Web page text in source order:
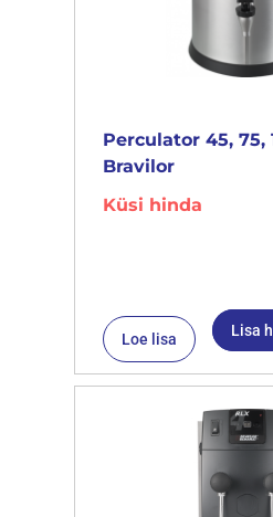
Perculator 45, 75,
Bravilor
Küsi hinda
Loe lisa Lisa